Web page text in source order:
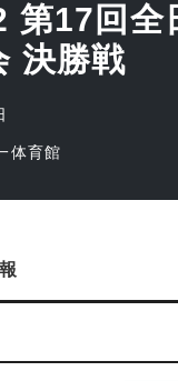
第17回全
決勝戦
体育館